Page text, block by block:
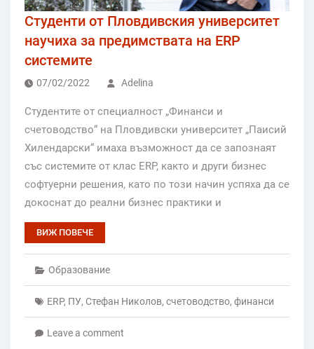
Студенти от Пловдивския университет
научиха за предимствата на ERP
системите
07/02/2022 Adelina
Студентите от специалност „Финанси и
счетоводство“ на Пловдивски университет „Паисий
Хилендарски“ имаха възможност да се запознаят
със системите от клас ERP, както и други бизнес
софтуерни решения, като по този начин успяха да се
докоснат до реални бизнес практики и
ВИЖ ПОВЕЧЕ
Образование
ERP, ПУ, Стефан Николов, счетоводство, финанси
Leave a comment